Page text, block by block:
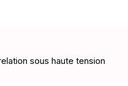
sous haute tension